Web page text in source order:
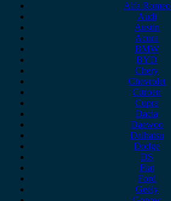
Alfa Romeo
Audi
Austin
Acura
BMW
BYD
Chery
Chevrolet
Citroen
Cupra
Dacia
Daewoo
Daihatsu
Dodge
DS
Fiat
Ford
Geely